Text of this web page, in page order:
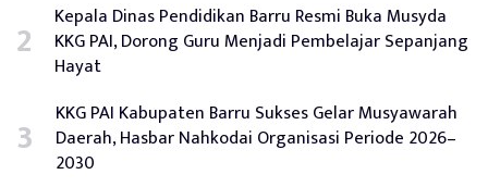
Kepala Dinas Pendidikan Barru Resmi Buka Musyda
KKG PAI, Dorong Guru Menjadi Pembelajar Sepanjang
Hayat
KKG PAI Kabupaten Barru Sukses Gelar Musyawarah
Daerah, Hasbar Nahkodai Organisasi Periode 2026–
2030